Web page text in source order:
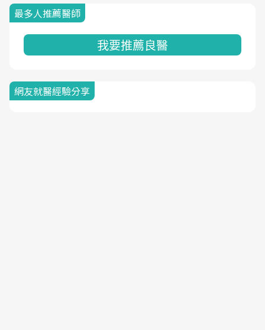
最多人推薦醫師
我要推薦良醫
網友就醫經驗分享